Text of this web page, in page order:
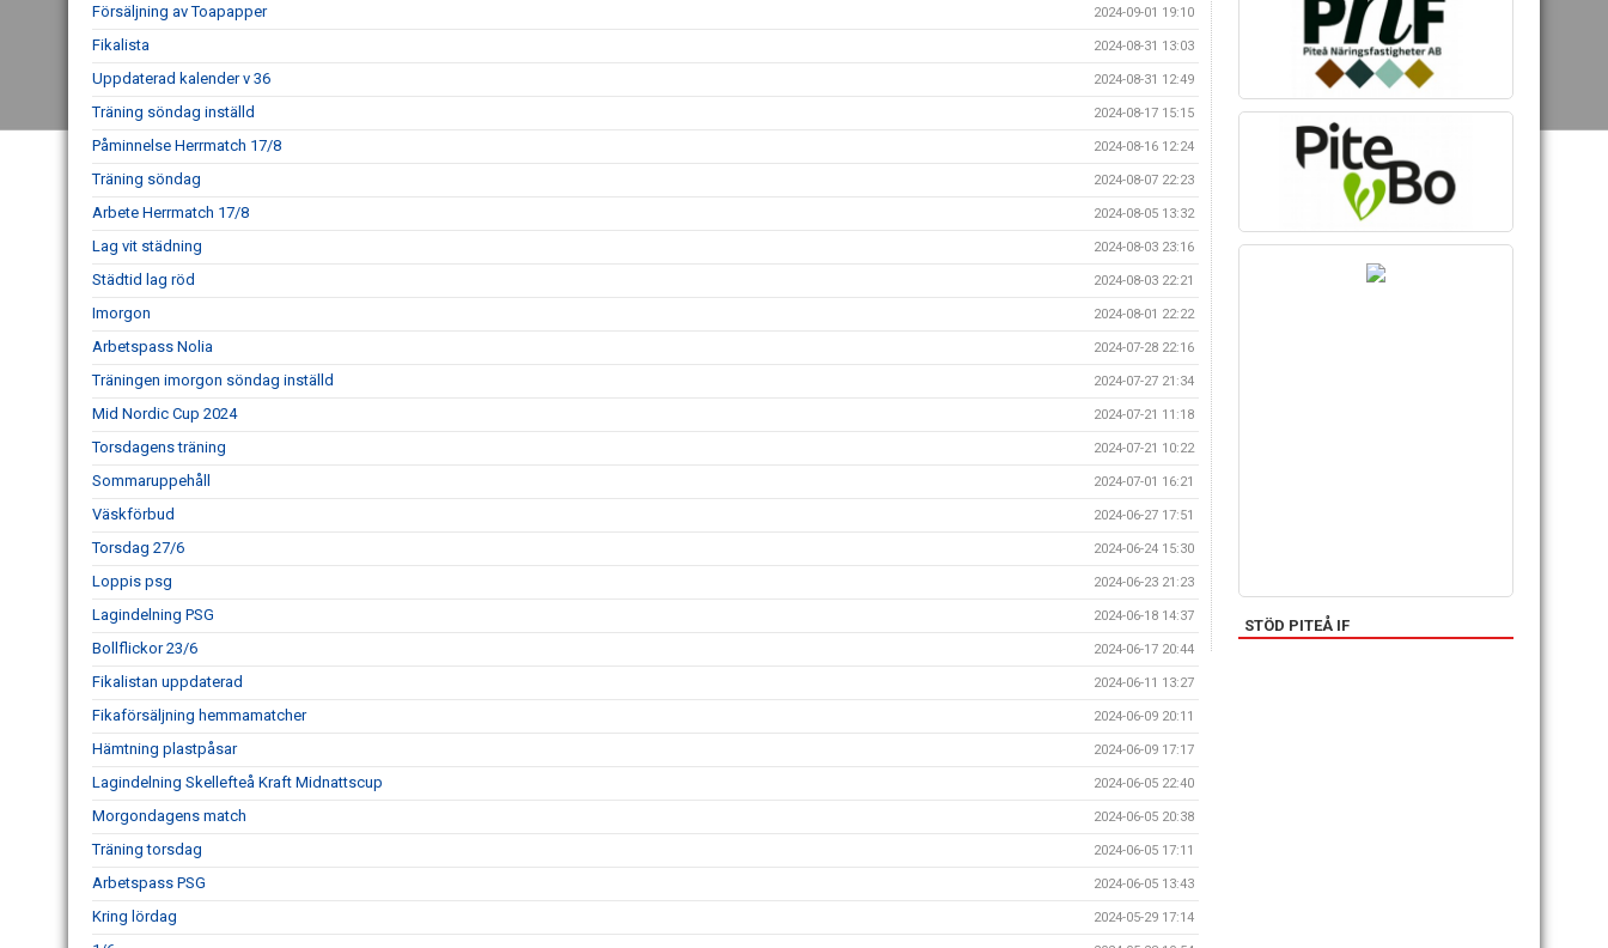
Försäljning av Toapapper 2024-09-01 19:10
Fikalista 2024-08-31 13:03
Uppdaterad kalender v 36 2024-08-31 12:49
Träning söndag inställd 2024-08-17 15:15
Påminnelse Herrmatch 17/8 2024-08-16 12:24
Träning söndag 2024-08-07 22:23
Arbete Herrmatch 17/8 2024-08-05 13:32
Lag vit städning 2024-08-03 23:16
Städtid lag röd 2024-08-03 22:21
Imorgon 2024-08-01 22:22
Arbetspass Nolia 2024-07-28 22:16
Träningen imorgon söndag inställd 2024-07-27 21:34
Mid Nordic Cup 2024 2024-07-21 11:18
Torsdagens träning 2024-07-21 10:22
Sommaruppehåll 2024-07-01 16:21
Väskförbud 2024-06-27 17:51
Torsdag 27/6 2024-06-24 15:30
Loppis psg 2024-06-23 21:23
Lagindelning PSG 2024-06-18 14:37
Bollflickor 23/6 2024-06-17 20:44
Fikalistan uppdaterad 2024-06-11 13:27
Fikaförsäljning hemmamatcher 2024-06-09 20:11
Hämtning plastpåsar 2024-06-09 17:17
Lagindelning Skellefteå Kraft Midnattscup 2024-06-05 22:40
Morgondagens match 2024-06-05 20:38
Träning torsdag 2024-06-05 17:11
Arbetspass PSG 2024-06-05 13:43
Kring lördag 2024-05-29 17:14
STÖD PITEÅ IF